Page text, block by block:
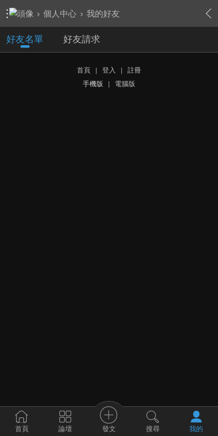
› 個人中心 › 我的好友
好友名單 好友請求
首頁 | 登入 |
註冊
手機版
| 電腦版
首頁 論壇 發文 搜尋 我的